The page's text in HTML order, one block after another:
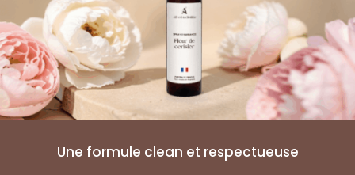
Une formule clean et respectueuse